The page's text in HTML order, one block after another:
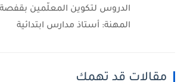
المهنة: أستاذ مدارس ابتدائية
مقالات قد تهمك